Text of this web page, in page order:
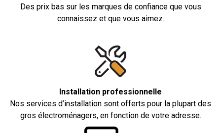
Des prix bas sur les marques de confiance que vous
connaissez et que vous aimez.
Installation professionnelle
Nos services d’installation sont offerts pour la plupart des
gros électroménagers, en fonction de votre adresse.